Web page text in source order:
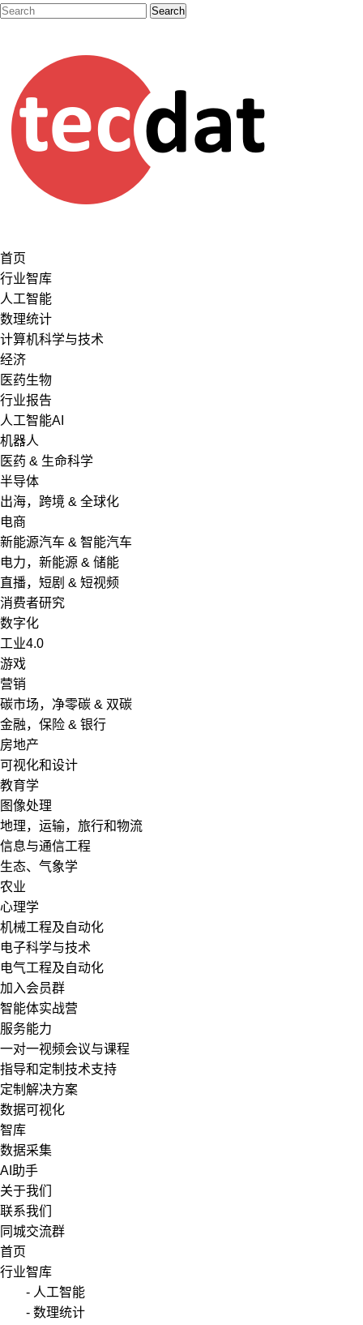
首页
行业智库
人工智能
数理统计
计算机科学与技术
经济
医药生物
行业报告
人工智能AI
机器人
医药 & 生命科学
半导体
出海，跨境 & 全球化
电商
新能源汽车 & 智能汽车
电力，新能源 & 储能
直播，短剧 & 短视频
消费者研究
数字化
工业4.0
游戏
营销
碳市场，净零碳 & 双碳
金融，保险 & 银行
房地产
可视化和设计
教育学
图像处理
地理，运输，旅行和物流
信息与通信工程
生态、气象学
农业
心理学
机械工程及自动化
电子科学与技术
电气工程及自动化
加入会员群
智能体实战营
服务能力
一对一视频会议与课程
指导和定制技术支持
定制解决方案
数据可视化
智库
数据采集
AI助手
关于我们
联系我们
同城交流群
首页
行业智库
- 人工智能
- 数理统计